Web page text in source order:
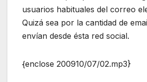
usuarios habituales del correo
Quizá sea por la cantidad de
envían desde ésta red social.
{enclose 200910/07/02.mp3}